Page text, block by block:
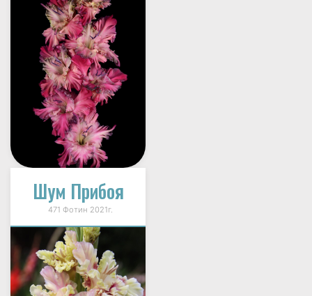
Шум Прибоя
471 Фотин 2021г.